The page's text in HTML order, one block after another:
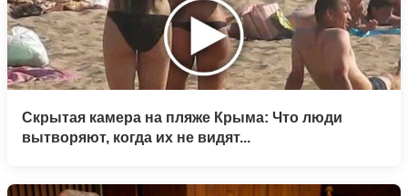
Скрытая камера на пляже Крыма: Что люди
вытворяют, когда их не видят...